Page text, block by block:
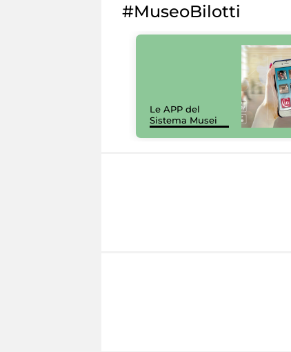
#MuseoBilotti
Le APP del
Sistema Musei